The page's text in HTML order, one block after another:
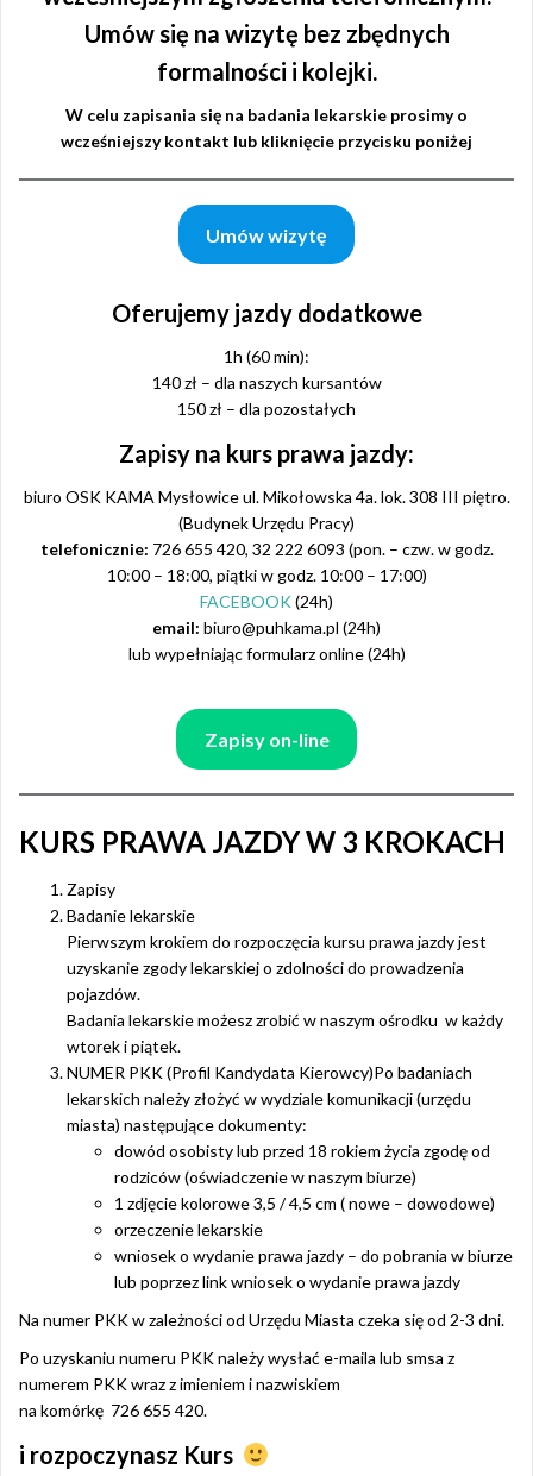
Umów się na wizytę bez zbędnych
formalności i kolejki.
W celu zapisania się na badania lekarskie prosimy o
wcześniejszy kontakt lub kliknięcie przycisku poniżej
Umów wizytę
Oferujemy jazdy dodatkowe
1h (60 min):
140 zł – dla naszych kursantów
150 zł – dla pozostałych
Zapisy na kurs prawa jazdy:
biuro OSK KAMA Mysłowice ul. Mikołowska 4a. lok. 308 III piętro.
(Budynek Urzędu Pracy)
telefonicznie: 726 655 420, 32 222 6093 (pon. – czw. w godz.
10:00 – 18:00, piątki w godz. 10:00 – 17:00)
FACEBOOK(24h)
email: biuro@puhkama.pl (24h)
lub wypełniając formularz online (24h)
Zapisy on-line
KURS PRAWA JAZDY W 3 KROKACH
Zapisy
Badanie lekarskie
Pierwszym krokiem do rozpoczęcia kursu prawa jazdy jest
uzyskanie zgody lekarskiej o zdolności do prowadzenia
pojazdów.
Badania lekarskie możesz zrobić w naszym ośrodku w każdy
wtorek i piątek.
NUMER PKK (Profil Kandydata Kierowcy)Po badaniach
lekarskich należy złożyć w wydziale komunikacji (urzędu
miasta) następujące dokumenty:
dowód osobisty lub przed 18 rokiem życia zgodę od
rodziców (oświadczenie w naszym biurze)
1 zdjęcie kolorowe 3,5 / 4,5 cm ( nowe – dowodowe)
orzeczenie lekarskie
wniosek o wydanie prawa jazdy – do pobrania w biurze
lub poprzez link wniosek o wydanie prawa jazdy
Na numer PKK w zależności od Urzędu Miasta czeka się od 2-3 dni.
Po uzyskaniu numeru PKK należy wysłać e-maila lub smsa z
numerem PKK wraz z imieniem i nazwiskiem
na komórkę 726 655 420.
i rozpoczynasz Kurs